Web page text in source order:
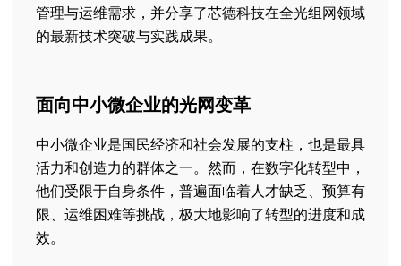
管理与运维需求，并分享了芯德科技在全光组网领域
的最新技术突破与实践成果。
面向中小微企业的光网变革
中小微企业是国民经济和社会发展的支柱，也是最具
活力和创造力的群体之一。然而，在数字化转型中，
他们受限于自身条件，普遍面临着人才缺乏、预算有
限、运维困难等挑战，极大地影响了转型的进度和成
效。